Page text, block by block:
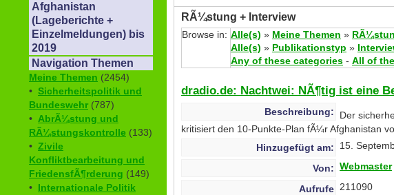
Afghanistan
(Lageberichte +
Einzelmeldungen) bis
2019
Navigation Themen
Meine Themen (2454)
• Sicherheitspolitik und
Bundeswehr (787)
• AbrÃ¼stung und
RÃ¼stungskontrolle (133)
• Zivile
Konfliktbearbeitung und
FriedensfÃ¶rderung (149)
• Internationale Politik
RÃ¼stung + Interview
Browse in: Alle(s) » Meine Themen »
Alle(s) » Publikationstyp »
Any of these categories - All of
dradio.de: Nachtwei: NÃ¶tig ist eine
Beschreibung:
Der
kritisiert den 10-Punkte-Plan fÃ¼r Afghanistan
Hinzugefügt am:
15.
Von: Webmaster
Aufrufe 211090